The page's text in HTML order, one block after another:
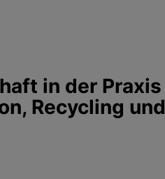
in der Praxis
Recycling und